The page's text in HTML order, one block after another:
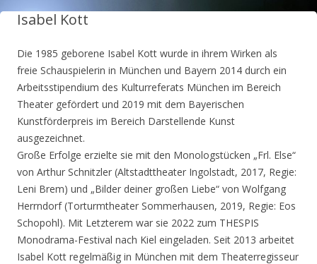
Isabel Kott
Die 1985 geborene Isabel Kott wurde in ihrem Wirken als
freie Schauspielerin in München und Bayern 2014 durch ein
Arbeitsstipendium des Kulturreferats München im Bereich
Theater gefördert und 2019 mit dem Bayerischen
Kunstförderpreis im Bereich Darstellende Kunst
ausgezeichnet.
Große Erfolge erzielte sie mit den Monologstücken „Frl. Else“
von Arthur Schnitzler (Altstadttheater Ingolstadt, 2017, Regie:
Leni Brem) und „Bilder deiner großen Liebe“ von Wolfgang
Herrndorf (Torturmtheater Sommerhausen, 2019, Regie: Eos
Schopohl). Mit Letzterem war sie 2022 zum THESPIS
Monodrama-Festival nach Kiel eingeladen. Seit 2013 arbeitet
Isabel Kott regelmäßig in München mit dem Theaterregisseur